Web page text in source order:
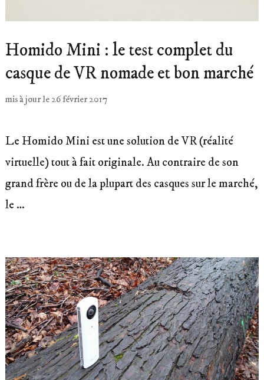
Homido Mini : le test complet du
casque de VR nomade et bon marché
mis à jour le 26 février 2017
Le Homido Mini est une solution de VR (réalité
virtuelle) tout à fait originale. Au contraire de son
grand frère ou de la plupart des casques sur le marché,
le …